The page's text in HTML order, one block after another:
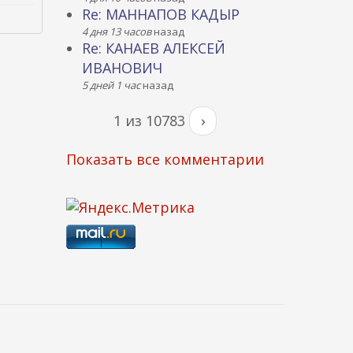
Re: МАННАПОВ КАДЫР
4 дня 13 часовназад
Re: КАНАЕВ АЛЕКСЕЙ
ИВАНОВИЧ
5 дней 1 часназад
1 из 10783 ›
Показать все комментарии